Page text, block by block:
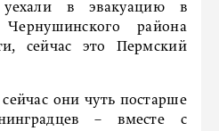
уехали в эвакуацию в
района
сейчас это Пермский
они чуть постарше
– вместе с